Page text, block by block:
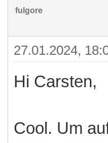
fulgore
27.01.2024,
Hi Carsten,
Cool. Um